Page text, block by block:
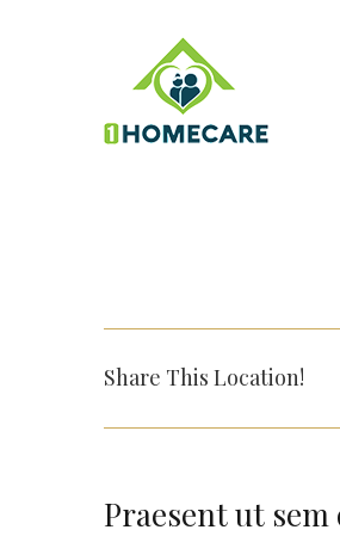
Share This Location!
Praesent ut